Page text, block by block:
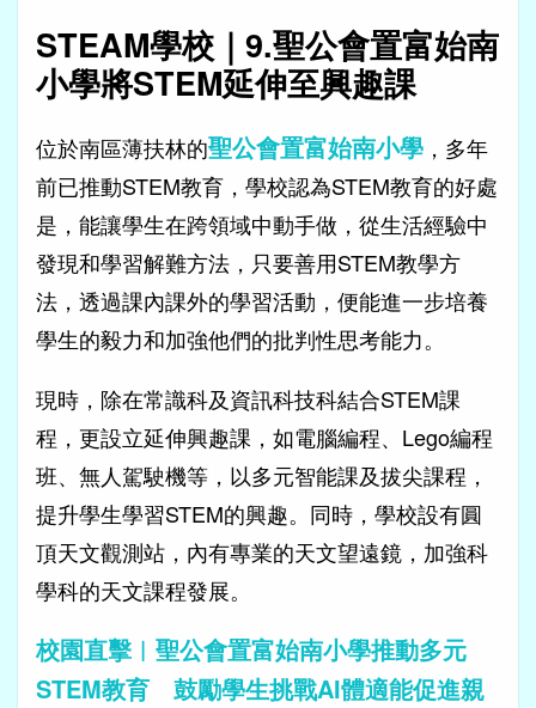
STEAM學校｜9.聖公會置富始南
小學將STEM延伸至興趣課
位於南區薄扶林的聖公會置富始南小學 ，多年
前已推動STEM教育，學校認為STEM教育的好處
是，能讓學生在跨領域中動手做，從生活經驗中
發現和學習解難方法，只要善用STEM教學方
法，透過課內課外的學習活動，便能進一步培養
學生的毅力和加強他們的批判性思考能力。
現時，除在常識科及資訊科技科結合STEM課
程，更設立延伸興趣課，如電腦編程、Lego編程
班、無人駕駛機等，以多元智能課及拔尖課程，
提升學生學習STEM的興趣。同時，學校設有圓
頂天文觀測站，內有專業的天文望遠鏡，加強科
學科的天文課程發展。
校園直擊︱聖公會置富始南小學推動多元
STEM教育 鼓勵學生挑戰AI體適能促進親